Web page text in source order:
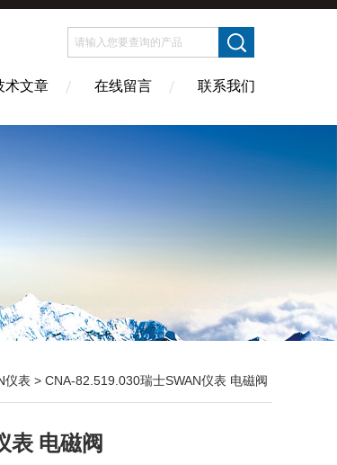
术文章 在线留言 联系我们
仪表 > CNA-82.519.030瑞士SWAN仪表 电磁阀
表 电磁阀